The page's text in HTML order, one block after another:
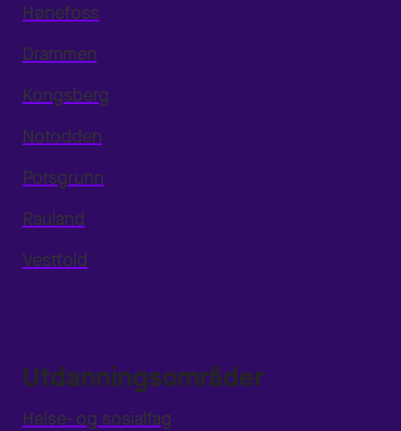
Hønefoss
Drammen
Kongsberg
Notodden
Porsgrunn
Rauland
Vestfold
Utdanningsområder
Helse- og sosialfag